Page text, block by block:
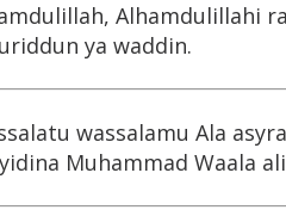
Alhamdulillahi
ya waddin.
wassalamu Ala
Muhammad Waala